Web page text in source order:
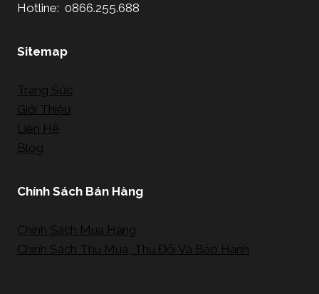
Hotline: 0866.255.688
Sitemap
Trang Sức
Giới Thiệu
Liên Hệ
Blog
Chính Sách Bán Hàng
Chính Sách Mua Hàng
Chính Sách Thu Mua, Thu Đổi Và Bảo Hành